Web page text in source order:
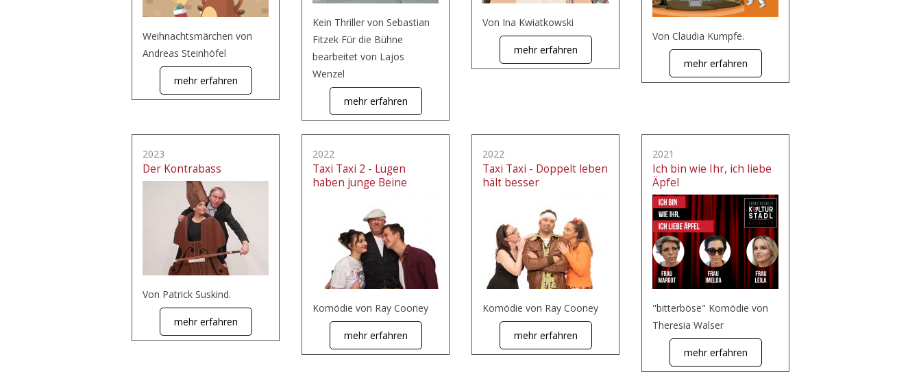
Weihnachtsmärchen von
Andreas Steinhöfel
mehr erfahren
Kein Thriller von Sebastian
Fitzek Für die Bühne
bearbeitet von Lajos
Wenzel
mehr erfahren
Von Ina Kwiatkowski
mehr erfahren
Von Claudia Kumpfe.
mehr erfahren
2023
Der Kontrabass
Von Patrick Suskind.
mehr erfahren
2022
Taxi Taxi 2 - Lügen
haben junge Beine
Komödie von Ray Cooney
mehr erfahren
2022
Taxi Taxi - Doppelt leben
hält besser
Komödie von Ray Cooney
mehr erfahren
2021
Ich bin wie Ihr, ich liebe
Äpfel
"bitterböse" Komödie von
Theresia Walser
mehr erfahren